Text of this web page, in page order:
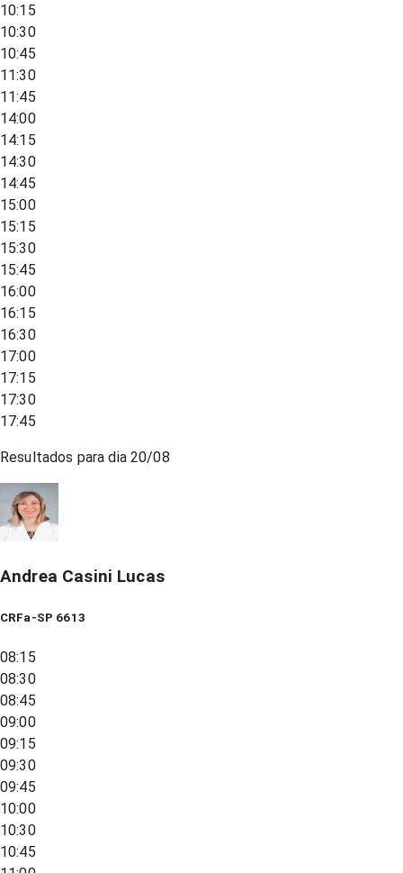
10:15
10:30
10:45
11:30
11:45
14:00
14:15
14:30
14:45
15:00
15:15
15:30
15:45
16:00
16:15
16:30
17:00
17:15
17:30
17:45
Resultados para dia20/08
Andrea Casini Lucas
CRFa-SP 6613
08:15
08:30
08:45
09:00
09:15
09:30
09:45
10:00
10:30
10:45